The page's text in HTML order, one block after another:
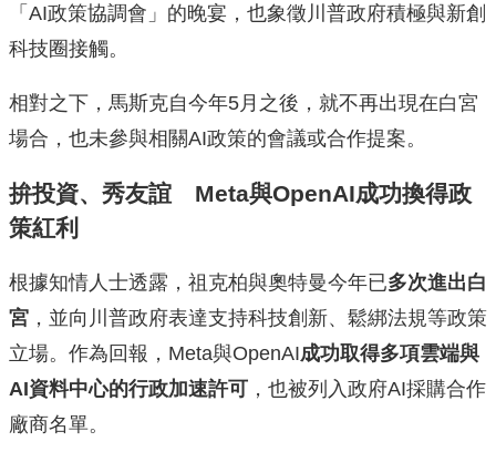
「AI政策協調會」的晚宴，也象徵川普政府積極與新創
科技圈接觸。
相對之下，馬斯克自今年5月之後，就不再出現在白宮
場合，也未參與相關AI政策的會議或合作提案。
拚投資、秀友誼 Meta與OpenAI成功換得政
策紅利
根據知情人士透露，祖克柏與奧特曼今年已多次進出白
宮 ，並向川普政府表達支持科技創新、鬆綁法規等政策
立場。作為回報，Meta與OpenAI成功取得多項雲端與
AI資料中心的行政加速許可 ，也被列入政府AI採購合作
廠商名單。